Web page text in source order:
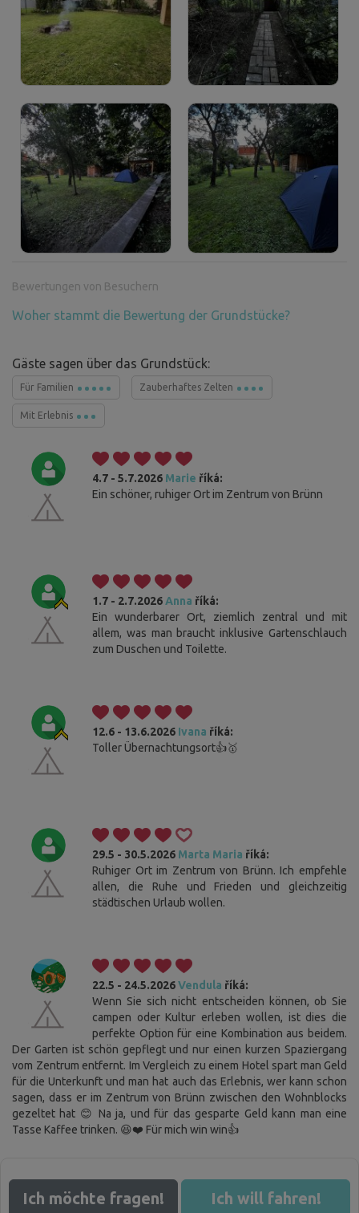
Bewertungen von Besuchern
Woher stammt die Bewertung der Grundstücke?
Gäste sagen über das Grundstück:
Für Familien Zauberhaftes Zelten
Mit Erlebnis
4.7 - 5.7.2026 Marie říká:
Ein schöner, ruhiger Ort im Zentrum von Brünn
1.7 - 2.7.2026Anna říká:
Ein wunderbarer Ort, ziemlich zentral und mit
allem, was man braucht inklusive Gartenschlauch
zum Duschen und Toilette.
12.6 - 13.6.2026 Ivana říká:
Toller Übernachtungsort👍🥇
29.5 - 30.5.2026 Marta Maria říká:
Ruhiger Ort im Zentrum von Brünn. Ich empfehle
allen, die Ruhe und Frieden und gleichzeitig
städtischen Urlaub wollen.
22.5 - 24.5.2026Vendula říká:
Wenn Sie sich nicht entscheiden können, ob Sie
campen oder Kultur erleben wollen, ist dies die
perfekte Option für eine Kombination aus beidem.
Der Garten ist schön gepflegt und nur einen kurzen Spaziergang
vom Zentrum entfernt. Im Vergleich zu einem Hotel spart man Geld
für die Unterkunft und man hat auch das Erlebnis, wer kann schon
sagen, dass er im Zentrum von Brünn zwischen den Wohnblocks
gezeltet hat 😊 Na ja, und für das gesparte Geld kann man eine
Tasse Kaffee trinken. 😆❤️ Für mich win win👍
Ich möchte fragen! Ich will fahren!